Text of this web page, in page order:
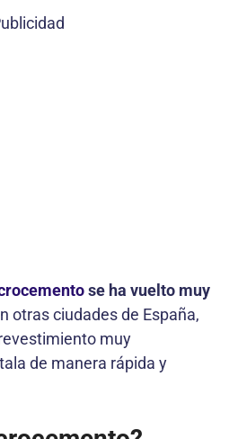
se ha vuelto muy
otras ciudades de España,
muy
de manera rápida y